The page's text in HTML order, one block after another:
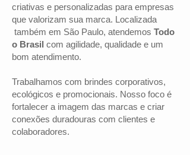
criativas e personalizadas para empresas
que valorizam sua marca. Localizada
também em São Paulo, atendemos Todo
o Brasil com agilidade, qualidade e um
bom atendimento.
Trabalhamos com brindes corporativos,
ecológicos e promocionais. Nosso foco é
fortalecer a imagem das marcas e criar
conexões duradouras com clientes e
colaboradores.